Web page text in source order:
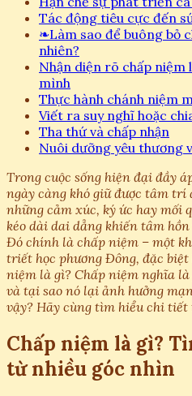
Tác động tiêu cực đến
❧Làm sao để buông bỏ
nhiên?
Nhận diện rõ chấp
mình
Thực hành chánh niệm
Viết ra suy nghĩ hoặc
Tha thứ và chấp nhận
Nuôi dưỡng yêu thương
Trong cuộc sống hiện đại đầy
ngày càng khó giữ được tâm trí
những cảm xúc, ký ức hay mối
kéo dài dai dẳng khiến tâm
Đó chính là chấp niệm – một
triết học phương Đông, đặc
niệm là gì? Chấp niệm nghĩa
và tại sao nó lại ảnh hưởng
vậy? Hãy cùng tìm hiểu chi
Chấp niệm là gì?
từ nhiều góc nhìn